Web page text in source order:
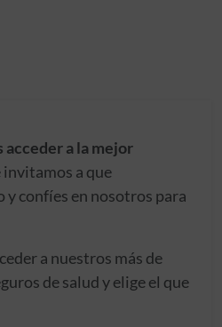
acceder a la mejor
invitamos a que
y confíes en nosotros para
a nuestros más de
de salud y elige el que